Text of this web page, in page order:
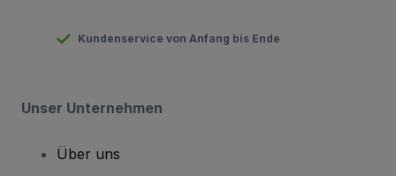
Kundenservice von Anfang bis Ende
Unser Unternehmen
Über uns